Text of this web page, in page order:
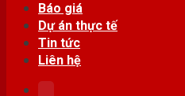
Báo giá
Dự án thực tế
Tin tức
Liên hệ